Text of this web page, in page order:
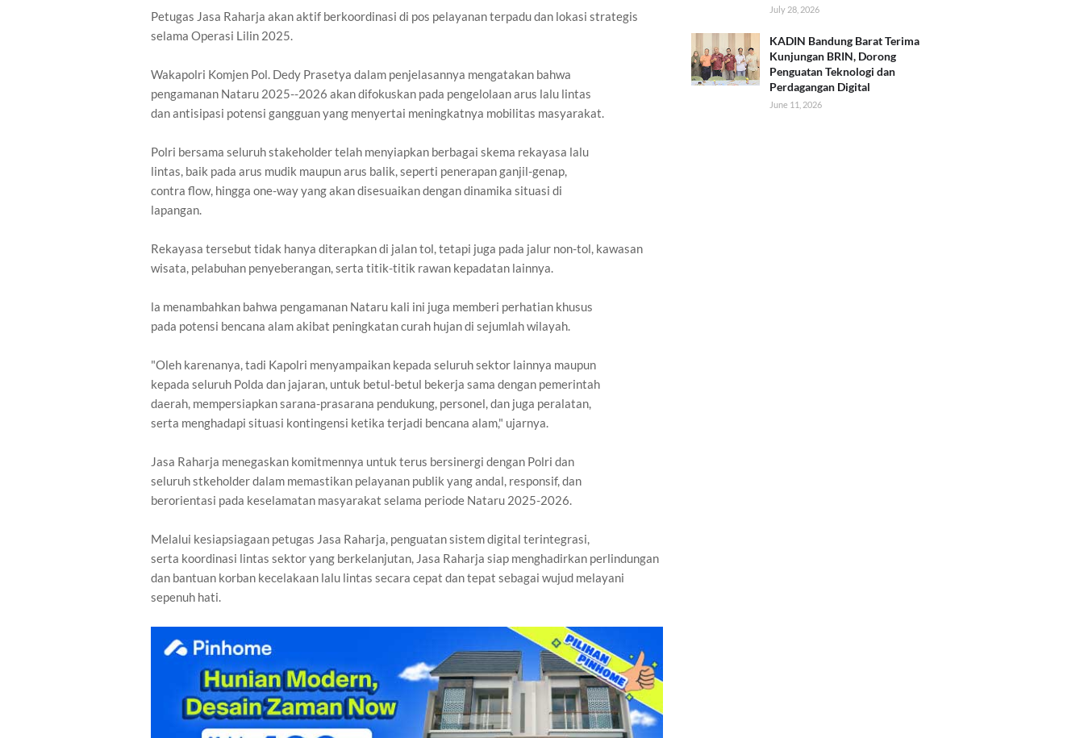
Petugas Jasa Raharja akan aktif berkoordinasi di pos pelayanan terpadu dan lokasi strategis
selama Operasi Lilin 2025.
Wakapolri Komjen Pol. Dedy Prasetya dalam penjelasannya mengatakan bahwa
pengamanan Nataru 2025--2026 akan difokuskan pada pengelolaan arus lalu lintas
dan antisipasi potensi gangguan yang menyertai meningkatnya mobilitas masyarakat.
Polri bersama seluruh stakeholder telah menyiapkan berbagai skema rekayasa lalu
lintas, baik pada arus mudik maupun arus balik, seperti penerapan ganjil-genap,
contra flow, hingga one-way yang akan disesuaikan dengan dinamika situasi di
lapangan.
Rekayasa tersebut tidak hanya diterapkan di jalan tol, tetapi juga pada jalur non-tol, kawasan
wisata, pelabuhan penyeberangan, serta titik-titik rawan kepadatan lainnya.
la menambahkan bahwa pengamanan Nataru kali ini juga memberi perhatian khusus
pada potensi bencana alam akibat peningkatan curah hujan di sejumlah wilayah.
"Oleh karenanya, tadi Kapolri menyampaikan kepada seluruh sektor lainnya maupun
kepada seluruh Polda dan jajaran, untuk betul-betul bekerja sama dengan pemerintah
daerah, mempersiapkan sarana-prasarana pendukung, personel, dan juga peralatan,
serta menghadapi situasi kontingensi ketika terjadi bencana alam," ujarnya.
Jasa Raharja menegaskan komitmennya untuk terus bersinergi dengan Polri dan
seluruh stkeholder dalam memastikan pelayanan publik yang andal, responsif, dan
berorientasi pada keselamatan masyarakat selama periode Nataru 2025-2026.
Melalui kesiapsiagaan petugas Jasa Raharja, penguatan sistem digital terintegrasi,
serta koordinasi lintas sektor yang berkelanjutan, Jasa Raharja siap menghadirkan perlindungan
dan bantuan korban kecelakaan lalu lintas secara cepat dan tepat sebagai wujud melayani
sepenuh hati.
July 28, 2026
KADIN Bandung Barat Terima
Kunjungan BRIN, Dorong
Penguatan Teknologi dan
Perdagangan Digital
June 11, 2026